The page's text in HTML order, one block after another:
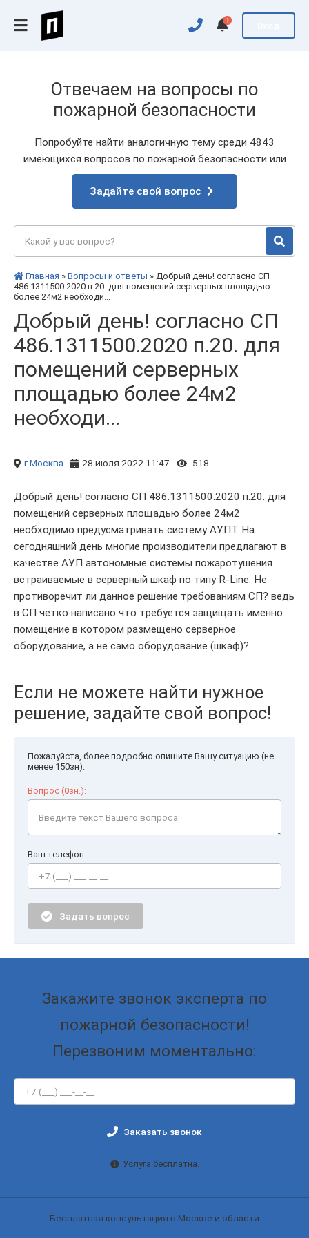
1
Отвечаем на вопросы по
пожарной безопасности
Попробуйте найти аналогичную тему среди 4843
имеющихся вопросов по пожарной безопасности или
Задайте свой вопрос
Главная » Вопросы и ответы » Добрый день! согласно СП
486.1311500.2020 п.20. для помещений серверных площадью
более 24м2 необходи...
Добрый день! согласно СП
486.1311500.2020 п.20. для
помещений серверных
площадью более 24м2
необходи...
г Москва 28 июля 2022 11:47 518
Добрый день! согласно СП 486.1311500.2020 п.20. для
помещений серверных площадью более 24м2
необходимо предусматривать систему АУПТ. На
сегодняшний день многие производители предлагают в
качестве АУП автономные системы пожаротушения
встраиваемые в серверный шкаф по типу R-Line. Не
противоречит ли данное решение требованиям СП? ведь
в СП четко написано что требуется защищать именно
помещение в котором размещено серверное
оборудование, а не само оборудование (шкаф)?
Если не можете найти нужное
решение, задайте свой вопрос!
Пожалуйста, более подробно опишите Вашу ситуацию (не
менее 150зн).
Вопрос (0зн.):
Ваш телефон:
Задать вопрос
Закажите звонок эксперта по
пожарной безопасности!
Перезвоним моментально:
Заказать звонок
Услуга бесплатна.
Бесплатная консультация в Москве и области